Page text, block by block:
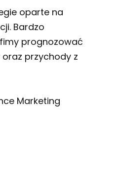
oparte na
Bardzo
prognozować
przychody z